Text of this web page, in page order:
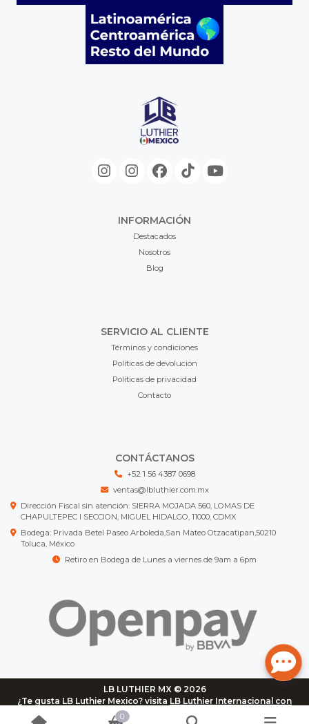
INFORMACIÓN
Destacados
Nosotros
Blog
SERVICIO AL CLIENTE
Términos y condiciones
Políticas de devolución
Políticas de privacidad
Contacto
CONTÁCTANOS
+52 1 56 4387 0698
ventas@lbluthier.com.mx
Dirección Fiscal sin atención: SIERRA MOJADA 560, LOMAS DE
CHAPULTEPEC I SECCION, MIGUEL HIDALGO, 11000, CDMX
Bodega: Privada Betel Paseo Arboleda,San Mateo Otzacatipan,50210
Toluca, México
Retiro en Bodega de Lunes a viernes de 9am a 6pm
LB LUTHIER MX © 2026
¿Te gusta LB Luthier Mexico? visita LB Luthier Internacional con
más de 3.000 productos disponibles
0